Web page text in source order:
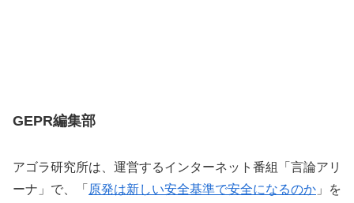
GEPR編集部
アゴラ研究所は、運営するインターネット番組「言論アリ
ーナ」で、「 原発は新しい安全基準で安全になるのか 」を